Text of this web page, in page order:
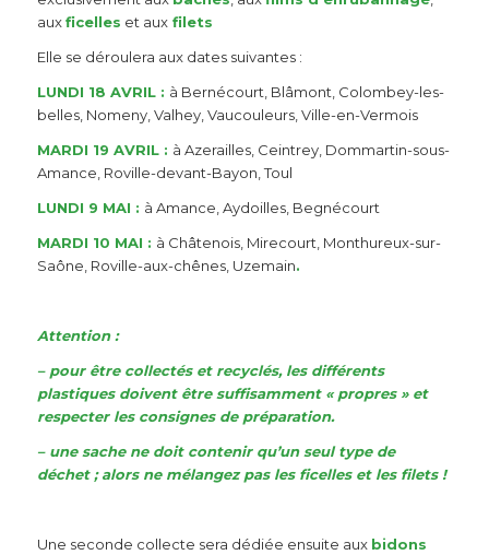
auxficelles et auxfilets
Elle se déroulera aux dates suivantes :
LUNDI 18 AVRIL : à Bernécourt, Blâmont, Colombey-les-
belles, Nomeny, Valhey, Vaucouleurs, Ville-en-Vermois
MARDI 19 AVRIL : à Azerailles, Ceintrey, Dommartin-sous-
Amance, Roville-devant-Bayon, Toul
LUNDI 9 MAI : à Amance, Aydoilles, Begnécourt
MARDI 10 MAI : à Châtenois, Mirecourt, Monthureux-sur-
Saône, Roville-aux-chênes, Uzemain.
Attention :
– pour être collectés et recyclés, les différents
plastiques doivent être suffisamment « propres » et
respecter les consignes de préparation.
– une sache ne doit contenir qu’un seul type de
déchet ; alors ne mélangez pas les ficelles et les filets !
Une seconde collecte sera dédiée ensuite aux bidons